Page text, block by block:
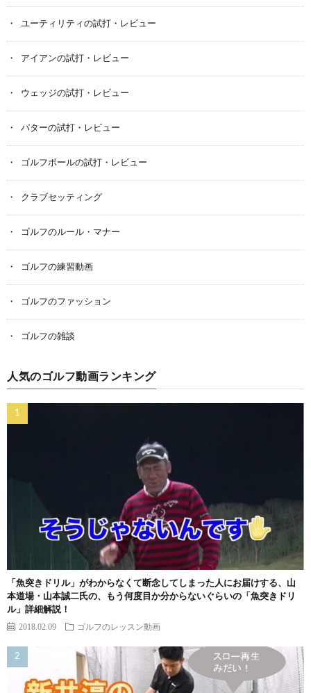
ユーティリティの試打・レビュー
アイアンの試打・レビュー
ウェッジの試打・レビュー
パターの試打・レビュー
ゴルフボールの試打・レビュー
クラブセッティング
ゴルフのルール・マナー
ゴルフの練習動画
ゴルフのファッション
ゴルフの雑談
人気のゴルフ動画ランキング
「魚突きドリル」がわからなくて断念してしまった人にお届けする、山
本道場・山本誠二氏の、もう何度目か分からないぐらいの「魚突きドリ
ル」詳細解説！
2018.02.09 ゴルフのレッスン動画